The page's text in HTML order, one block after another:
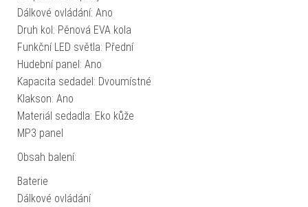
Dálkové ovládání: Ano
Druh kol: Pěnová EVA kola
Funkční LED světla: Přední
Hudební panel: Ano
Kapacita sedadel: Dvoumístné
Klakson: Ano
Materiál sedadla: Eko kůže
MP3 panel
Obsah balení:
Baterie
Dálkové ovládání